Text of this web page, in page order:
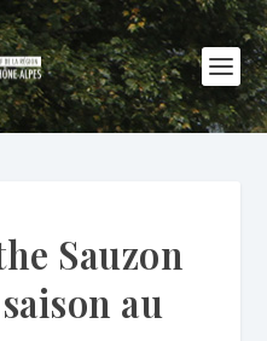
Sauzon
au